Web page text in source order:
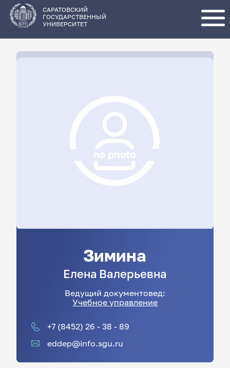
основному
содержанию
САРАТОВСКИЙ
ГОСУДАРСТВЕННЫЙ
УНИВЕРСИТЕТ
Зимина
Елена Валерьевна
Ведущий документовед:
Учебное управление
+7 (8452) 26 - 38 - 89
eddep@info.sgu.ru